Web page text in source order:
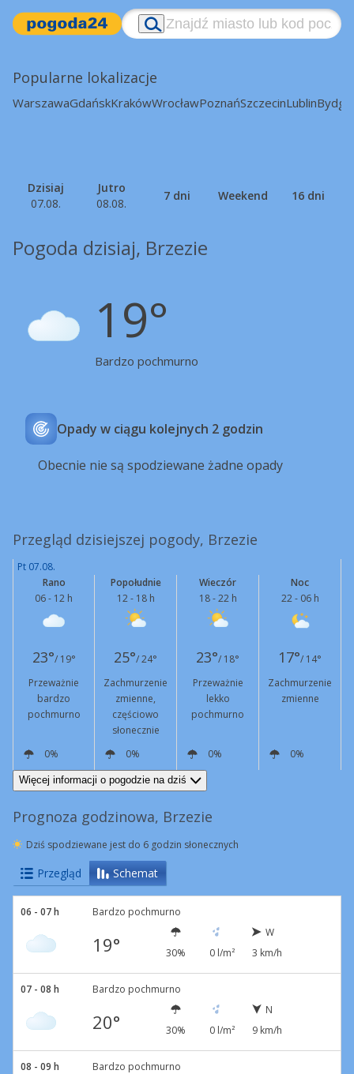
Popularne lokalizacje
WarszawaGdańskKrakówWrocławPoznańSzczecinLublin
Dzisiaj
07.08.
Jutro
08.08.
7 dni Weekend 16 dni
Pogoda dzisiaj, Brzezie
19°
Bardzo pochmurno
Opady w ciągu kolejnych 2 godzin
Obecnie nie są spodziewane żadne opady
Przegląd dzisiejszej pogody, Brzezie
Pt 07.08.
Rano
06 - 12 h
Popołudnie
12 - 18 h
Wieczór
18 - 22 h
Noc
22 - 06 h
23°/ 19° 25°/ 24° 23°/ 18° 17°/ 14°
Przeważnie
bardzo
pochmurno
Zachmurzenie
zmienne,
częściowo
słonecznie
Przeważnie
lekko
pochmurno
Zachmurzenie
zmienne
0% 0% 0%
0%
N
9 km/h NW
13 km/h
Więcej informacji o pogodzie na dziś
Prognoza godzinowa, Brzezie
Dziś spodziewane jest do 6 godzin słonecznych
Przegląd Schemat
06 - 07 h Bardzo pochmurno
19° 30% 0 l/m²
W
3 km/h
07 - 08 h Bardzo pochmurno
20° 30% 0 l/m²
N
9 km/h
08 - 09 h Bardzo pochmurno